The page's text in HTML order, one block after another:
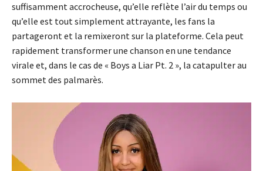
suffisamment accrocheuse, qu’elle reflète l’air du temps ou
qu’elle est tout simplement attrayante, les fans la
partageront et la remixeront sur la plateforme. Cela peut
rapidement transformer une chanson en une tendance
virale et, dans le cas de « Boys a Liar Pt. 2 », la catapulter au
sommet des palmarès.